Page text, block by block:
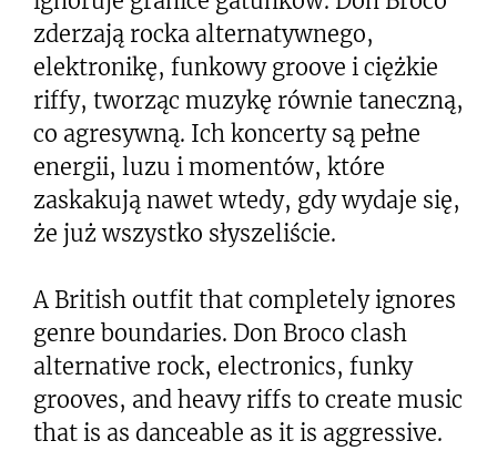
zderzają rocka alternatywnego,
elektronikę, funkowy groove i ciężkie
riffy, tworząc muzykę równie taneczną,
co agresywną. Ich koncerty są pełne
energii, luzu i momentów, które
zaskakują nawet wtedy, gdy wydaje się,
że już wszystko słyszeliście.
A British outfit that completely ignores
genre boundaries. Don Broco clash
alternative rock, electronics, funky
grooves, and heavy riffs to create music
that is as danceable as it is aggressive.